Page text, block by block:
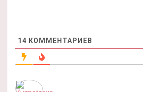
14 КОММЕНТАРИЕВ